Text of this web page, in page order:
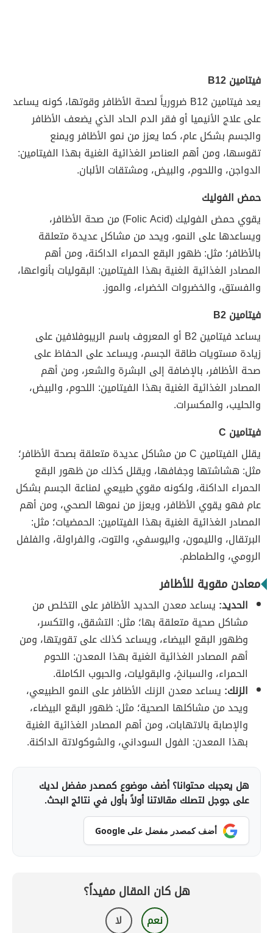
فيتامين B12
يعد فيتامين B12 ضرورياً لصحة الأظافر وقوتها، كونه يساعد
على علاج الأنيميا أو فقر الدم الحاد الذي يضعف الأظافر
والجسم بشكل عام، كما يعزز من نمو الأظافر ويمنع
تقوسها، ومن أهم العناصر الغذائية الغنية بهذا الفيتامين:
الدواجن، واللحوم، والبيض، ومشتقات الألبان.
حمض الفوليك
يقوي حمض الفوليك (Folic Acid) من صحة الأظافر،
ويساعدها على النمو، ويحد من مشاكل عديدة متعلقة
بالأظافر؛ مثل: ظهور البقع الحمراء الداكنة، ومن أهم
المصادر الغذائية الغنية بهذا الفيتامين: البقوليات بأنواعها،
والفستق، والخضروات الخضراء، والموز.
فيتامين B2
يساعد فيتامين B2 أو المعروف باسم الريبوفلافين على
زيادة مستويات طاقة الجسم، ويساعد على الحفاظ على
صحة الأظافر، بالإضافة إلى البشرة والشعر، ومن أهم
المصادر الغذائية الغنية بهذا الفيتامين: اللحوم، والبيض،
والحليب، والمكسرات.
فيتامين C
يقلل الفيتامين C من مشاكل عديدة متعلقة بصحة الأظافر؛
مثل: هشاشتها وجفافها، ويقلل كذلك من ظهور البقع
الحمراء الداكنة، ولكونه مقوي طبيعي لمناعة الجسم بشكل
عام فهو يقوي الأظافر، ويعزز من نموها الصحي، ومن أهم
المصادر الغذائية الغنية بهذا الفيتامين: الحمضيات؛ مثل:
البرتقال، والليمون، واليوسفي، والتوت، والفراولة، والفلفل
الرومي، والطماطم.
معادن مقوية للأظافر
الحديد: يساعد معدن الحديد الأظافر على التخلص من
مشاكل صحية متعلقة بها؛ مثل: التشقق، والتكسر،
وظهور البقع البيضاء، ويساعد كذلك على تقويتها، ومن
أهم المصادر الغذائية الغنية بهذا المعدن: اللحوم
الحمراء، والسبانخ، والبقوليات، والحبوب الكاملة.
الزنك: يساعد معدن الزنك الأظافر على النمو الطبيعي،
ويحد من مشاكلها الصحية؛ مثل: ظهور البقع البيضاء،
والإصابة بالاتهابات، ومن أهم المصادر الغذائية الغنية
بهذا المعدن: الفول السوداني، والشوكولاتة الداكنة.
هل يعجبك محتوانا؟ أضف موضوع كمصدر مفضل لديك
على جوجل لتصلك مقالاتنا أولاً بأول في نتائج البحث.
أضف كمصدر مفضل على Google
هل كان المقال مفيداً؟
نعم لا